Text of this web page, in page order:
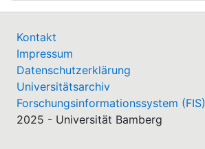
Kontakt
Impressum
Datenschutzerklärung
Universitätsarchiv
Forschungsinformationssystem (FIS)
2025 - Universität Bamberg